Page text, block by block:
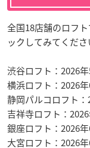
全国18店舗のロフ
ックしてみてくださ
渋谷ロフト：2026
横浜ロフト：2026
静岡パルコロフト：
吉祥寺ロフト：
銀座ロフト：2026
大宮ロフト：2026